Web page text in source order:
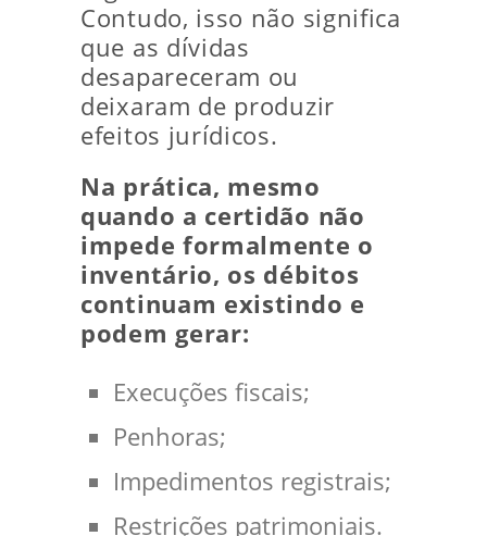
Contudo, isso não significa
que as dívidas
desapareceram ou
deixaram de produzir
efeitos jurídicos.
Na prática, mesmo
quando a certidão não
impede formalmente o
inventário, os débitos
continuam existindo e
podem gerar:
Execuções fiscais;
Penhoras;
Impedimentos registrais;
Restrições patrimoniais.